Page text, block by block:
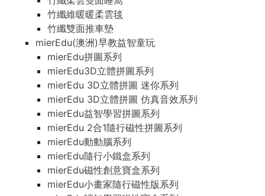
竹纖維暖暖柔雲毯
竹纖雙面推車墊
mierEdu(澳洲)早教益智童玩
mierEdu拼圖系列
mierEdu3D立體拼圖系列
mierEdu 3D立體拼圖 迷你系列
mierEdu 3D立體拼圖 仿真音效系列
mierEdu益智學習拼圖系列
mierEdu 2合1隨行磁性拼圖系列
mierEdu動動腦系列
mierEdu隨行小鐵盒系列
mierEdu磁性創意寶盒系列
mierEdu小畫家隨行磁性版系列